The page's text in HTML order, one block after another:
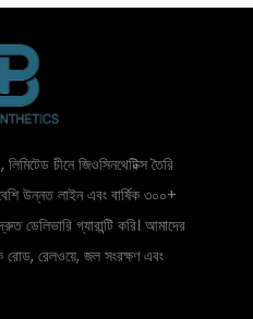
চীনে জিওসিনথেটিক্স তৈরি
উন্নত লাইন এবং বার্ষিক ৩০০+
ডেলিভারি গ্যারান্টি করি। আমাদের
রোড, রেলওয়ে, জল সংরক্ষণ এবং